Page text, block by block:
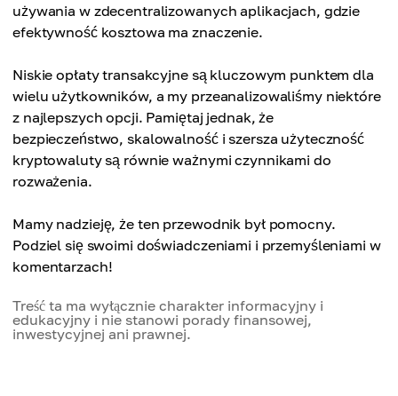
używania w zdecentralizowanych aplikacjach, gdzie
efektywność kosztowa ma znaczenie.
Niskie opłaty transakcyjne są kluczowym punktem dla
wielu użytkowników, a my przeanalizowaliśmy niektóre
z najlepszych opcji. Pamiętaj jednak, że
bezpieczeństwo, skalowalność i szersza użyteczność
kryptowaluty są równie ważnymi czynnikami do
rozważenia.
Mamy nadzieję, że ten przewodnik był pomocny.
Podziel się swoimi doświadczeniami i przemyśleniami w
komentarzach!
Treść ta ma wyłącznie charakter informacyjny i
edukacyjny i nie stanowi porady finansowej,
inwestycyjnej ani prawnej.